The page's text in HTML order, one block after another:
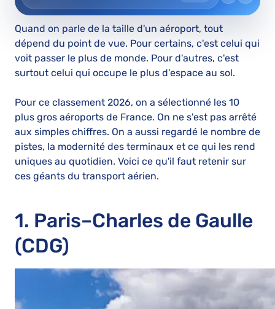
Quand on parle de la taille d'un aéroport, tout
dépend du point de vue. Pour certains, c'est celui qui
voit passer le plus de monde. Pour d'autres, c'est
surtout celui qui occupe le plus d'espace au sol.
Pour ce classement 2026, on a sélectionné les 10
plus gros aéroports de France. On ne s'est pas arrêté
aux simples chiffres. On a aussi regardé le nombre de
pistes, la modernité des terminaux et ce qui les rend
uniques au quotidien. Voici ce qu'il faut retenir sur
ces géants du transport aérien.
1. Paris–Charles de Gaulle
(CDG)